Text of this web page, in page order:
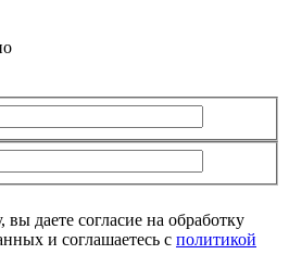
даете согласие на обработку
и соглашаетесь с политикой